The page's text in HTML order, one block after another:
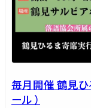
毎月開催 鶴見
ール ）